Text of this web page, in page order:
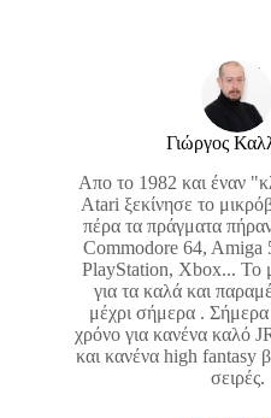
Γιώργος
Απο το 1982 και έναν
Atari ξεκίνησε το
πέρα τα πράγματα
Commodore 64, Amiga
PlayStation, Xbox... Το
για τα καλά και
μέχρι σήμερα .
χρόνο για κανένα καλό
και κανένα high fantasy
σειρές.